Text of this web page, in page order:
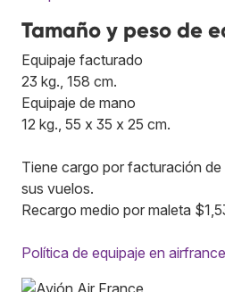
Tamaño y peso de
Equipaje facturado
23 kg., 158 cm.
Equipaje de mano
12 kg., 55 x 35 x 25 cm.
Tiene cargo por facturación
sus vuelos.
Recargo medio por maleta
Política de equipaje en